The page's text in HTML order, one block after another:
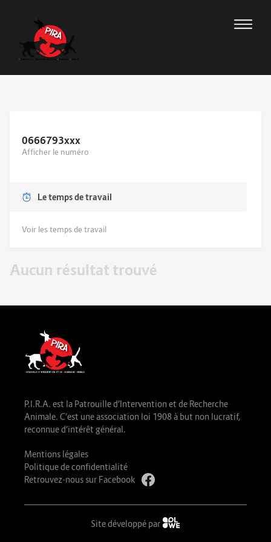
0666793xxx
Afficher le numéro
Le temps de travail
Voir les temps de travail
Aucun résultat trouvé
P.I.R.A. est la Patrouille d’Intervention et de Recherche
Animale. C’est une association loi 1908 à but non lucratif,
reconnue d’intérêt général.
Mentions légales
Politique de confidentialité
Retrouvez-nous sur Facebook
Site développé par